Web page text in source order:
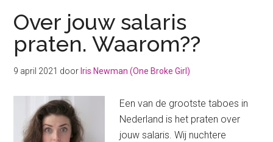
gemiddelde
Nederlander?
Over jouw salaris
praten. Waarom??
9 april 2021 door Iris Newman (One Broke Girl)
Een van de grootste taboes in
Nederland is het praten over
jouw salaris. Wij nuchtere